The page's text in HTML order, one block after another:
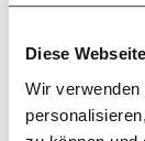
Diese
Wir
Farbtonbezeichnung
Gebinde